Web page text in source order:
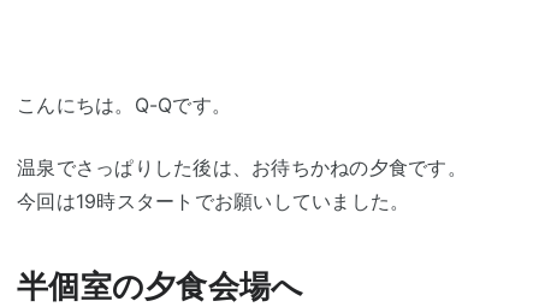
こんにちは。Q-Qです。
温泉でさっぱりした後は、お待ちかねの夕食です。
今回は19時スタートでお願いしていました。
半個室の夕食会場へ